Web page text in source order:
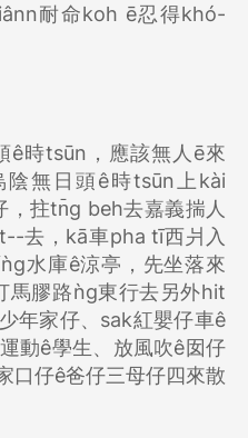
耐命koh ē忍得khó-
ê時tsūn，應該無人ē來
無日頭ê時tsūn上kài
拄tn̄g beh去嘉義揣人
去，kā車pha tī西爿入
水庫ê涼亭，先坐落來
馬膠路ǹg東行去另外hit
年家仔、sak紅嬰仔車ê
動ê學生、放風吹ê囡仔
口仔ê爸仔三母仔四來散